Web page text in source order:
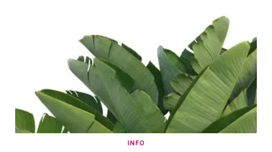
INFO